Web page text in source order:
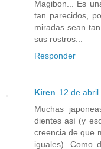
Magibon... Es
tan parecidos,
miradas sean
sus rostros...
Responder
Kiren 12 de
Muchas
dientes así (y
creencia de que
iguales). Como